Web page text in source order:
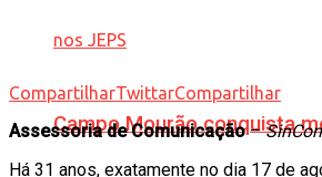
Campo Mourão conquista
CompartilharTwittarCompartilhar
Assessoria de Comunicação–
Há 31 anos, exatamente no dia 17 de